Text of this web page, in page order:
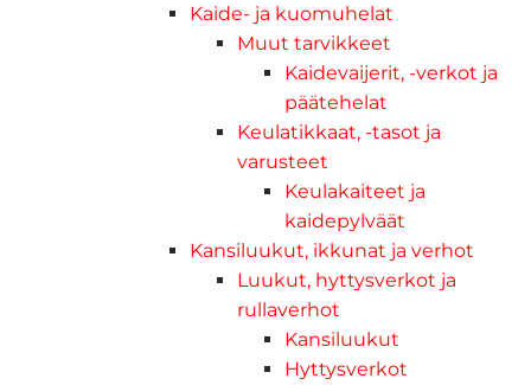
Kaide- ja kuomuhelat
Muut tarvikkeet
Kaidevaijerit, -verkot ja
päätehelat
Keulatikkaat, -tasot ja
varusteet
Keulakaiteet ja
kaidepylväät
Kansiluukut, ikkunat ja verhot
Luukut, hyttysverkot ja
rullaverhot
Kansiluukut
Hyttysverkot